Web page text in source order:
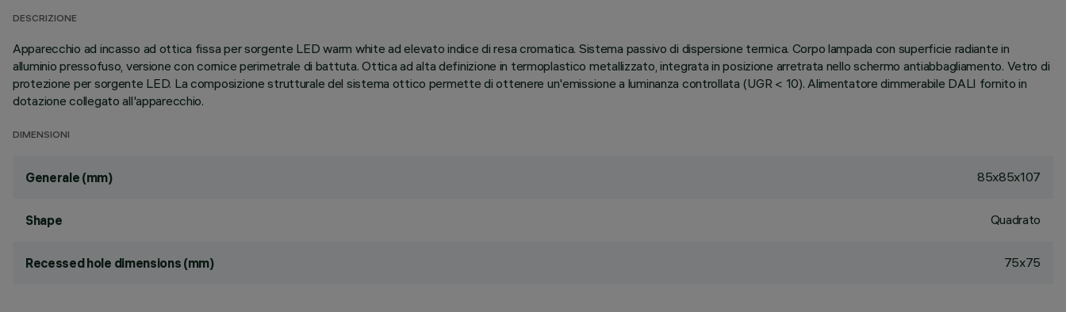
DESCRIZIONE
Apparecchio ad incasso ad ottica fissa per sorgente LED warm white ad elevato indice di resa cromatica. Sistema passivo di dispersione termica. Corpo lampada con superficie radiante in
alluminio pressofuso, versione con cornice perimetrale di battuta. Ottica ad alta definizione in termoplastico metallizzato, integrata in posizione arretrata nello schermo antiabbagliamento. Vetro di
protezione per sorgente LED. La composizione strutturale del sistema ottico permette di ottenere un'emissione a luminanza controllata (UGR < 10). Alimentatore dimmerabile DALI fornito in
dotazione collegato all'apparecchio.
DIMENSIONI
Generale (mm) 85x85x107
Shape Quadrato
Recessed hole dimensions (mm) 75x75